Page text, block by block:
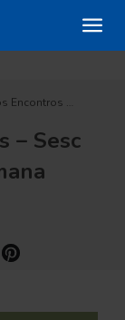
Encontros …
– Sesc